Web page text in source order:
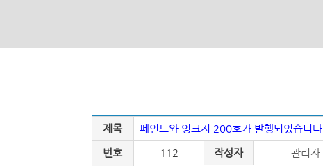
제목 페인트와 잉크지 200호가 발행되었습니다.
번호 112 작성자 관리자